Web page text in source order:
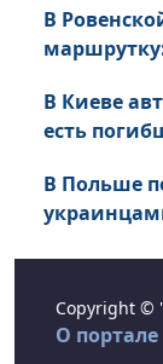
В
В Киеве
есть
В Польше
Copyright ©
О портале